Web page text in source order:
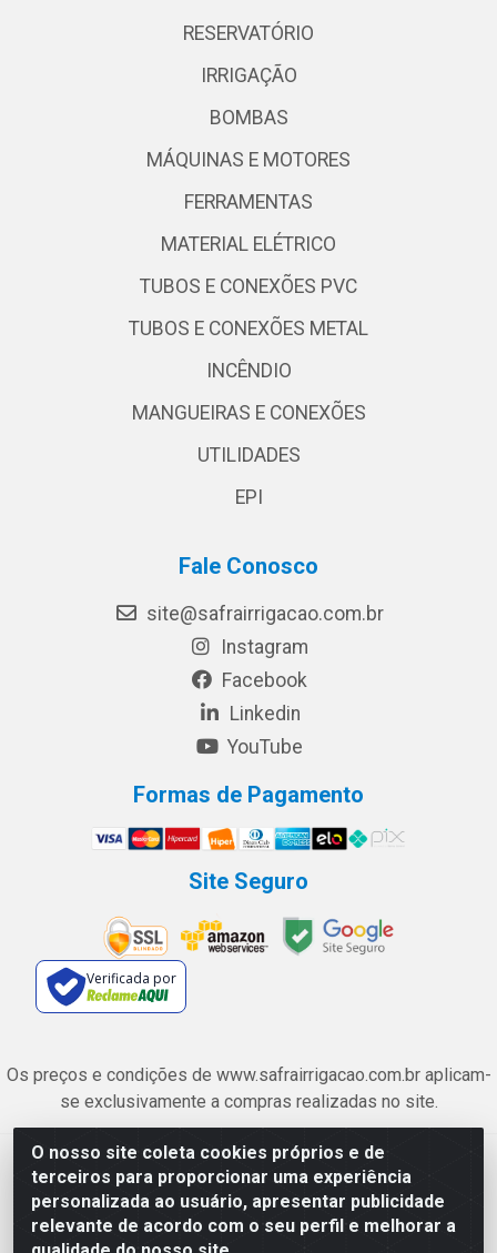
O nosso site coleta cookies próprios e de
terceiros para proporcionar uma experiência
personalizada ao usuário, apresentar publicidade
relevante de acordo com o seu perfil e melhorar a
RESERVATÓRIO
IRRIGAÇÃO
BOMBAS
MÁQUINAS E MOTORES
FERRAMENTAS
MATERIAL ELÉTRICO
TUBOS E CONEXÕES PVC
TUBOS E CONEXÕES METAL
INCÊNDIO
MANGUEIRAS E CONEXÕES
UTILIDADES
EPI
Fale Conosco
site@safrairrigacao.com.br
Instagram
Facebook
Linkedin
YouTube
Formas de Pagamento
Site Seguro
Verificada por
Os preços e condições de www.safrairrigacao.com.br aplicam-
se exclusivamente a compras realizadas no site.
Safra Agrícola e Pecuária LTDA - Avenida Castelo Branco, 5330 -
Esplanada dos Anicuns, Goiânia/GO - CEP 74.433-205 - CNPJ
06.315.490/0001-00